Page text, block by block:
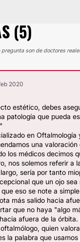
(5)
son de doctores
2020
estético, debes
patología que pueda
en Oftalmología
una valoración
los médicos decimos
nos solemos referir a
sería por tanto
que un ojo sea
eso se note a
más salido hacia
que no haya "algo
afuera de la
quien
la palabra que usamos